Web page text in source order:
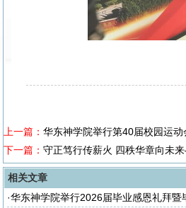
上一篇： 华东神学院举行第40届校园运动
下一篇： 守正笃行传薪火 四秩华章向未
相关文章
·华东神学院举行2026届毕业感恩礼拜暨